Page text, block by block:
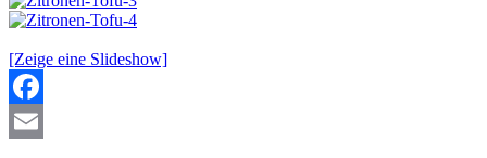
[Zeige eine Slideshow]
Facebook